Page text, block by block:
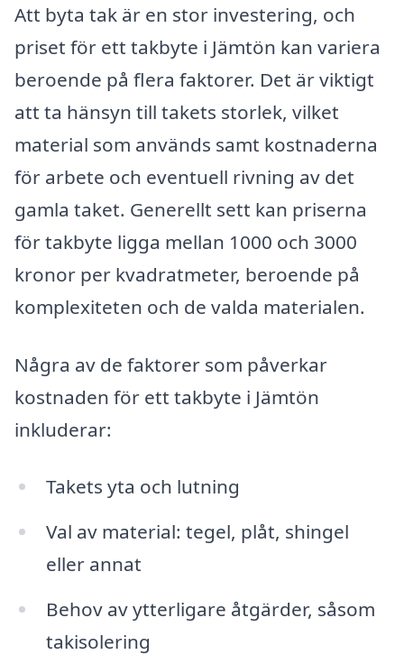
Att byta tak är en stor investering, och
priset för ett takbyte i Jämtön kan variera
beroende på flera faktorer. Det är viktigt
att ta hänsyn till takets storlek, vilket
material som används samt kostnaderna
för arbete och eventuell rivning av det
gamla taket. Generellt sett kan priserna
för takbyte ligga mellan 1000 och 3000
kronor per kvadratmeter, beroende på
komplexiteten och de valda materialen.
Några av de faktorer som påverkar
kostnaden för ett takbyte i Jämtön
inkluderar:
Takets yta och lutning
Val av material: tegel, plåt, shingel
eller annat
Behov av ytterligare åtgärder, såsom
takisolering